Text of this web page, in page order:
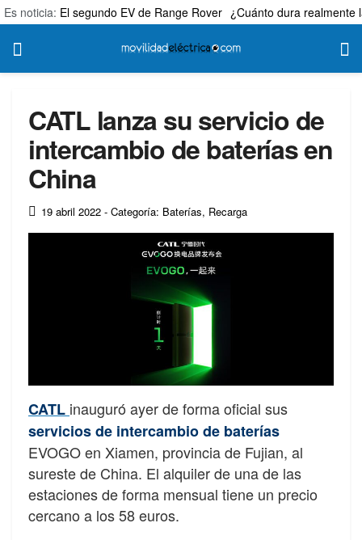
Es noticia: El segundo EV de Range Rover ¿Cuánto dura realmente
CATL lanza su servicio de
intercambio de baterías en
China
19 abril 2022 - Categoría: Baterías, Recarga
CATL inauguró ayer de forma oficial sus
servicios de intercambio de baterías
EVOGO en Xiamen, provincia de Fujian, al
sureste de China. El alquiler de una de las
estaciones de forma mensual tiene un precio
cercano a los 58 euros.